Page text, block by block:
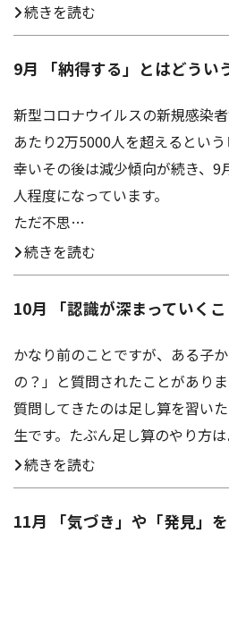
続きを読む
9月 「納得する」とはどうい
新型コロナウイルスの新規感染
あたり2万5000人を超えるという
幸いその後は減少傾向が続き、9
人程度になっています。
ただ不思…
続きを読む
10月 「認識が深まっていく
かなり前のことですが、ある子
の？」と質問されたことがありま
質問してきたのは足し算を習い
生です。たぶん足し算のやり方
続きを読む
11月 「気づき」や「発見」